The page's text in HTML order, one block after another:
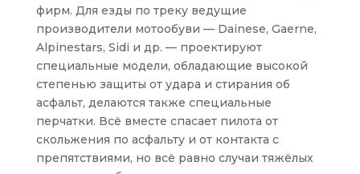
фирм. Для езды по треку ведущие
производители мотообуви — Dainese, Gaerne,
Alpinestars, Sidi и др. — проектируют
специальные модели, обладающие высокой
степенью защиты от удара и стирания об
асфальт, делаются также специальные
перчатки. Всё вместе спасает пилота от
скольжения по асфальту и от контакта с
препятствиями, но всё равно случаи тяжёлых